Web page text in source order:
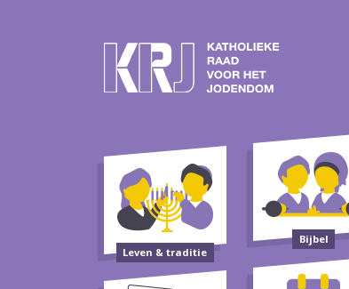
Leven & traditie
Bijbel